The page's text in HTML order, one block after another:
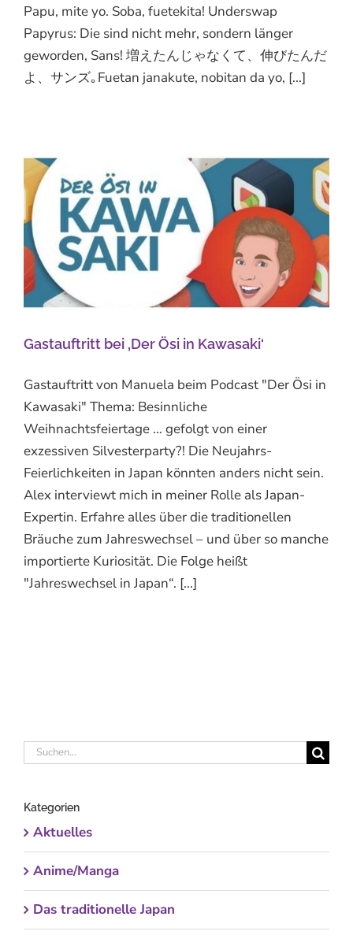
Papu, mite yo. Soba, fuetekita! Underswap
Papyrus: Die sind nicht mehr, sondern länger
geworden, Sans! 増えたんじゃなくて、伸びたんだ
よ、サンズ｡Fuetan janakute, nobitan da yo, [...]
Gastauftritt bei ‚Der Ösi in Kawasaki‘
Gastauftritt von Manuela beim Podcast "Der Ösi in
Kawasaki" Thema: Besinnliche
Weihnachtsfeiertage … gefolgt von einer
exzessiven Silvesterparty?! Die Neujahrs-
Feierlichkeiten in Japan könnten anders nicht sein.
Alex interviewt mich in meiner Rolle als Japan-
Expertin. Erfahre alles über die traditionellen
Bräuche zum Jahreswechsel – und über so manche
importierte Kuriosität. Die Folge heißt
"Jahreswechsel in Japan“. [...]
Suche
Kategorien
Aktuelles
Anime/Manga
Das traditionelle Japan